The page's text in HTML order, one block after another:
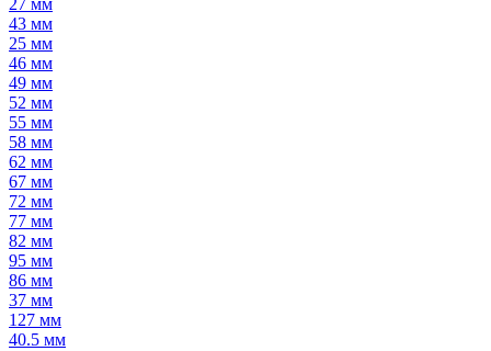
27 мм
43 мм
25 мм
46 мм
49 мм
52 мм
55 мм
58 мм
62 мм
67 мм
72 мм
77 мм
82 мм
95 мм
86 мм
37 мм
127 мм
40.5 мм